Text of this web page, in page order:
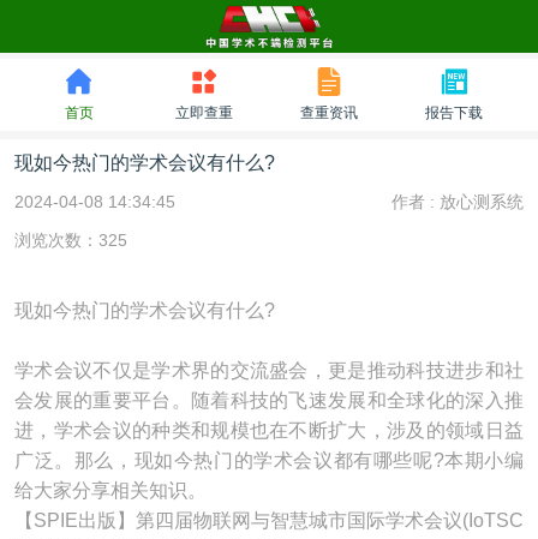
首页 立即查重 查重资讯 报告下载
现如今热门的学术会议有什么?
2024-04-08 14:34:45 作者 : 放心测系统
浏览次数：325
现如今热门的学术会议有什么?
学术会议不仅是学术界的交流盛会，更是推动科技进步和社
会发展的重要平台。随着科技的飞速发展和全球化的深入推
进，学术会议的种类和规模也在不断扩大，涉及的领域日益
广泛。那么，现如今热门的学术会议都有哪些呢?本期小编
给大家分享相关知识。
【SPIE出版】第四届物联网与智慧城市国际学术会议(IoTSC